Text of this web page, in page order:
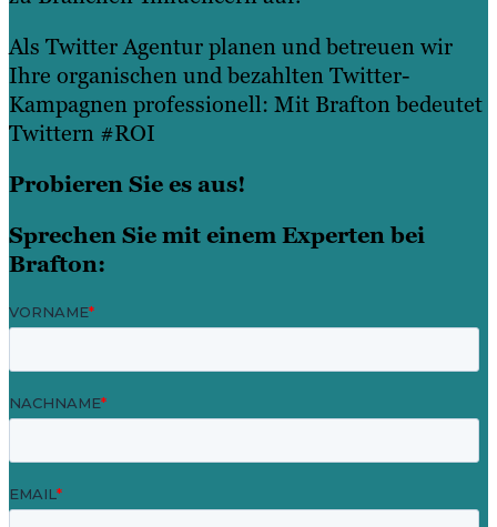
Als Twitter Agentur planen und betreuen wir
Ihre organischen und bezahlten Twitter-
Kampagnen professionell: Mit Brafton bedeutet
Twittern #ROI
Probieren Sie es aus!
Sprechen Sie mit einem Experten bei
Brafton: